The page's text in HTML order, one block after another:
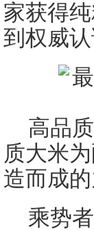
家获得
到权威认
高品
质大米
造而成
乘势